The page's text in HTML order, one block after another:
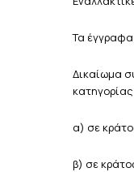
Τα
Δικαίωμα
α) σε
β) σε